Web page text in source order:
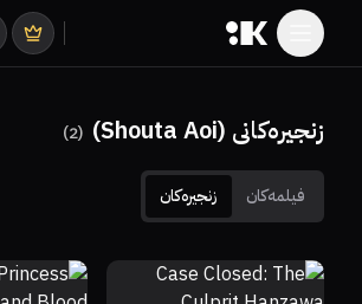
زنجیرەکانی (Shouta Aoi) (
2
)
فیلمەکان زنجیرەکان
6.5